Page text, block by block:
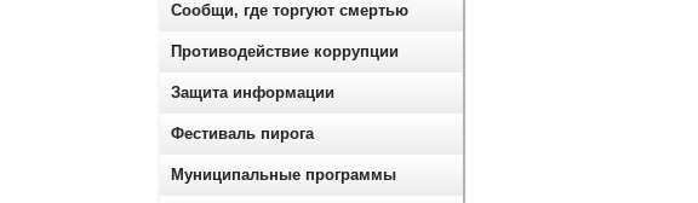
Сообщи, где торгуют смертью
Противодействие коррупции
Защита информации
Фестиваль пирога
Муниципальные программы